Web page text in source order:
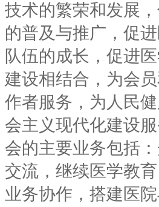
技术的繁荣和发展
的普及与推广，促
队伍的成长，促进
建设相结合，为会
作者服务，为人民
会主义现代化建设
会的主要业务包括
交流，继续医学教
业务协作，搭建医